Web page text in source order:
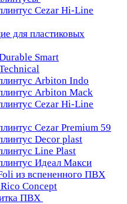
Cezar Hi-Line
для пластиковых
Smart
Arbiton Indo
Arbiton Mack
Cezar Hi-Line
Cezar Premium 59
Decor plast
Line Plast
Идеал Макси
из вспененного ПВХ
Concept
ПВХ